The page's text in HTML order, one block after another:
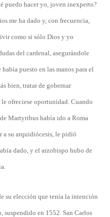
puedo hacer yo, joven inexperto?
me ha dado y, con frecuencia,
como si sólo Dios y yo
del cardenal, asegurándole
puesto en las manos para el
bien, tratar de gobernar
ofreciese oportunidad. Cuando
Martyribus había ido a Roma
a su arquidiócesis, le pidió
dado, y el arzobispo hubo de
su elección que tenía la intención
en 1552. San Carlos